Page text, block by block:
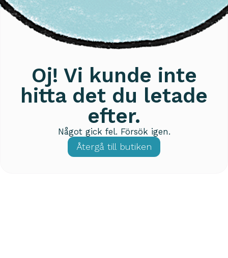
Oj! Vi kunde inte
hitta det du letade
efter.
Något gick fel. Försök igen.
Återgå till butiken